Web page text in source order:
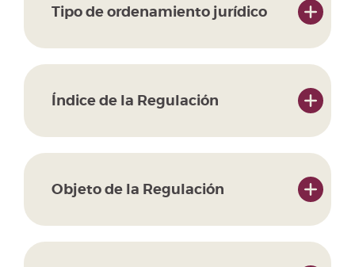
Tipo de ordenamiento jurídico
Índice de la Regulación
Objeto de la Regulación